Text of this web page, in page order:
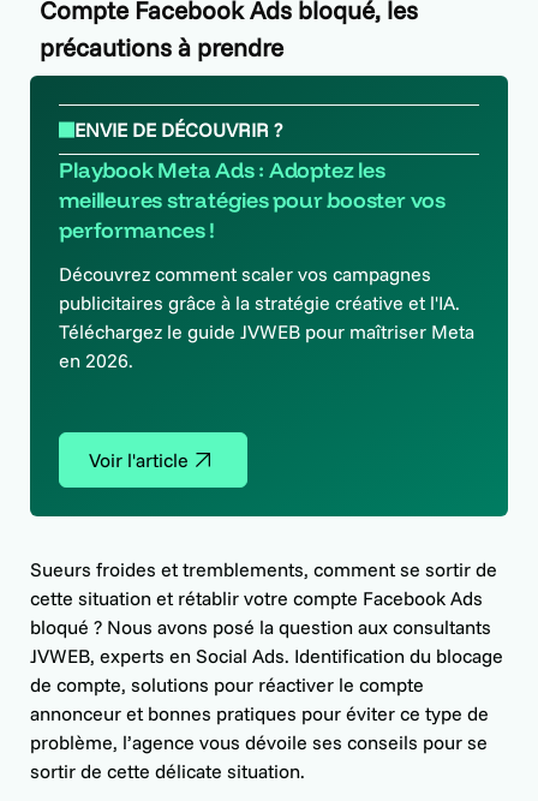
Sueurs froides et tremblements, comment se sortir de
cette situation et rétablir votre compte Facebook Ads
bloqué ? Nous avons posé la question aux consultants
JVWEB, experts en Social Ads. Identification du blocage
de compte, solutions pour réactiver le compte
annonceur et bonnes pratiques pour éviter ce type de
problème, l’agence vous dévoile ses conseils pour se
sortir de cette délicate situation.
Compte Facebook Ads bloqué, les
précautions à prendre
ENVIE DE DÉCOUVRIR ?
Playbook Meta Ads : Adoptez les
meilleures stratégies pour booster vos
performances !
Découvrez comment scaler vos campagnes
publicitaires grâce à la stratégie créative et l'IA.
Téléchargez le guide JVWEB pour maîtriser Meta
en 2026.
Voir l'article